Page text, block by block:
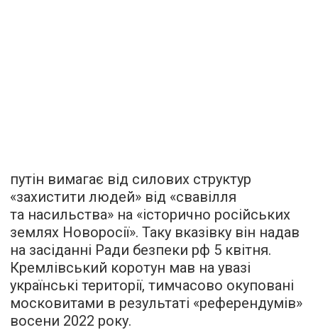
путін вимагає від силових структур
«захистити людей» від «свавілля
та насильства» на «історично російських
землях Новоросії». Таку вказівку він надав
на засіданні Ради безпеки рф 5 квітня.
Кремлівський коротун мав на увазі
українські території, тимчасово окуповані
московитами в результаті «референдумів»
восени 2022 року.